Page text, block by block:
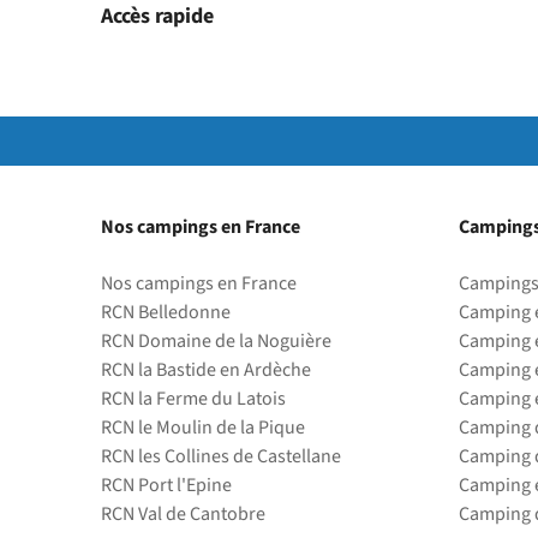
Accès rapide
Nos campings en France
Nos campings en France
RCN Belledonne
RCN Domaine de la Noguière
RCN la Bastide en Ardèche
RCN la Ferme du Latois
RCN le Moulin de la Pique
RCN les Collines de Castellane
RCN Port l'Epine
RCN Val de Cantobre
Camping
Camping
Camping
Camping
Camping
Camping
Camping
Camping